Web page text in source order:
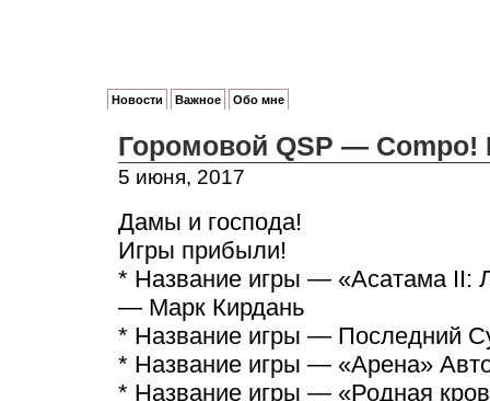
Новости Важное Обо мне
Горомовой QSP — Compo!
5 июня, 2017
Дамы и господа!
Игры прибыли!
* Название игры — «Асатама II:
— Марк Кирдань
* Название игры — Последний
* Название игры — «Арена»
* Название игры — «Родная